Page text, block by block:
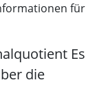
für
Es
die